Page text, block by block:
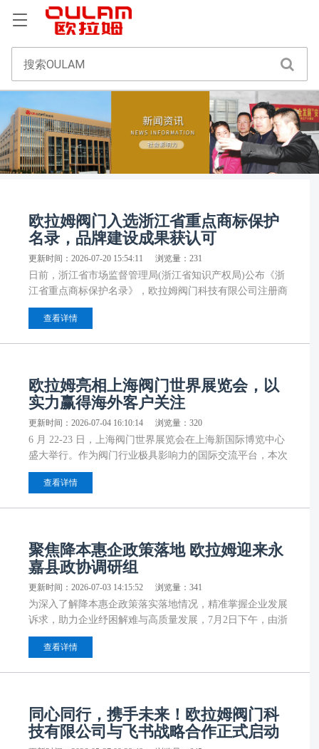
欧拉姆阀门入选浙江省重点商标保护
名录，品牌建设成果获认可
更新时间：2026-07-20 15:54:11 浏览量：231
日前，浙江省市场监督管理局(浙江省知识产权局)公布《浙
江省重点商标保护名录》，欧拉姆阀门科技有限公司注册商
标成功入选。作为专业从事工业阀门及泵阀新材料研究的国
家高新技术企业，此次入选是对欧拉姆品牌建设、商标保护
查看详情
欧拉姆亮相上海阀门世界展览会，以
实力赢得海外客户关注
更新时间：2026-07-04 16:10:14 浏览量：320
6 月 22-23 日，上海阀门世界展览会在上海新国际博览中心
盛大举行。作为阀门行业极具影响力的国际交流平台，本次
展会汇聚全球行业精英、专业采购商、工程客户及海外合作
伙伴。欧拉姆携多款高性能阀门产品及全场景行业解决方案
查看详情
聚焦降本惠企政策落地 欧拉姆迎来永
嘉县政协调研组
更新时间：2026-07-03 14:15:52 浏览量：341
为深入了解降本惠企政策落实落地情况，精准掌握企业发展
诉求，助力企业纾困解难与高质量发展，7月2日下午，由浙
江永嘉县政协副主席金晓波率领的调研组，深入欧拉姆阀门
科技有限公司开展降本惠企专题走访调研工作。
查看详情
同心同行，携手未来！欧拉姆阀门科
技有限公司与飞书战略合作正式启动